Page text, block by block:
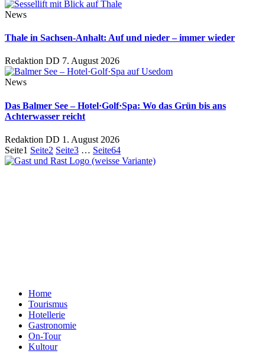
News
Thale in Sachsen-Anhalt: Auf und nieder – immer wieder
Redaktion DD 7. August 2026
News
Das Balmer See – Hotel·Golf·Spa: Wo das Grün bis ans
Achterwasser reicht
Redaktion DD 1. August 2026
Seite1 Seite2 Seite3 … Seite64
Home
Tourismus
Hotellerie
Gastronomie
On-Tour
Kultour